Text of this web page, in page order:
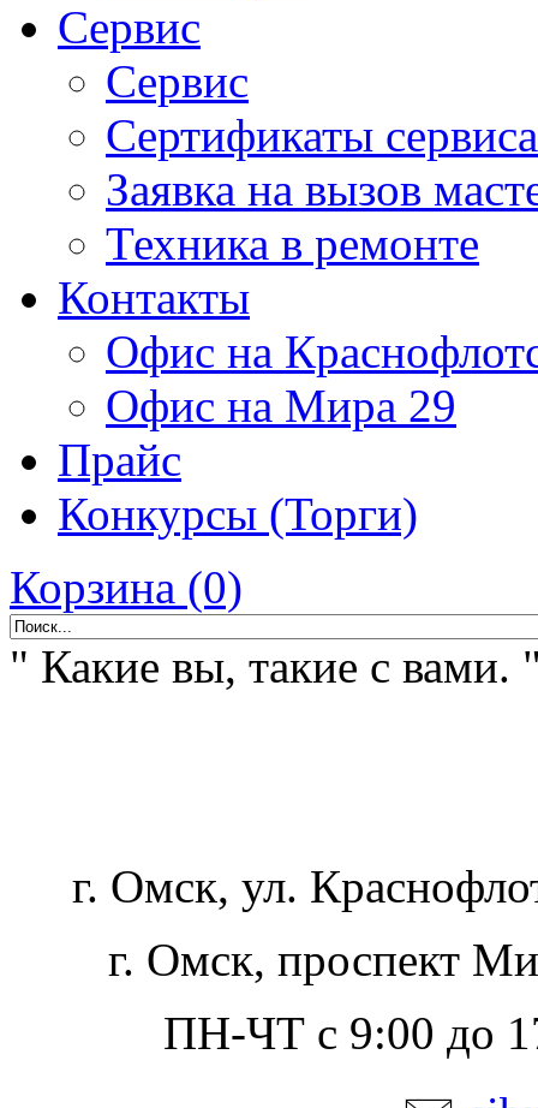
Сервис
Сервис
Сертификаты сервиса
Заявка на вызов
Техника в ремонте
Контакты
Офис на
Офис на Мира 29
Прайс
Конкурсы (Торги)
Корзина (0)
" Какие вы, такие с вами.
г. Омск, ул.
г. Омск, проспект
ПН-ЧТ с 9:00 до